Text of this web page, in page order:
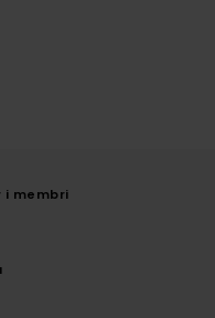
i membri